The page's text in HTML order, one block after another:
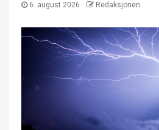
6. august 2026 Redaksjonen